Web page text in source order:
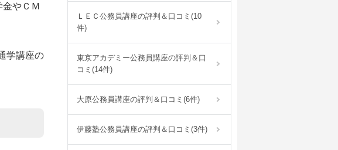
やＣＭ
学講座の
ＬＥＣ公務員講座の評判＆口コミ(10
件)
東京アカデミー公務員講座の評判＆口
コミ(14件)
大原公務員講座の評判＆口コミ(6件)
伊藤塾公務員講座の評判＆口コミ(3件)